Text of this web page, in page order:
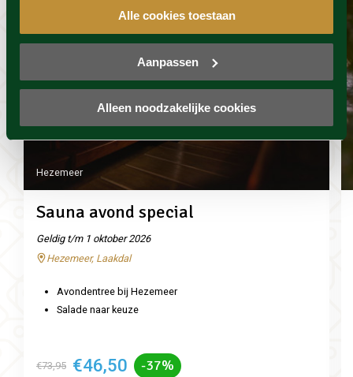
Alle cookies toestaan
Aanpassen
Alleen noodzakelijke cookies
Hezemeer
Sauna avond special
Geldig t/m 1 oktober 2026
Hezemeer, Laakdal
Avondentree bij Hezemeer
Salade naar keuze
€73,95 €46,50 -37%